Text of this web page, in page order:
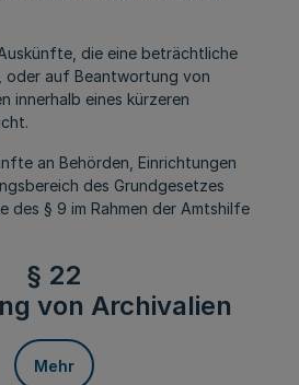
die eine beträchtliche
auf Beantwortung von
innerhalb eines kürzeren
an Behörden, Einrichtungen
des Grundgesetzes
des § 9 im Rahmen der Amtshilfe
§ 22
von Archivalien
Mehr